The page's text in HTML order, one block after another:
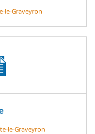
le-Graveyron
le-Graveyron